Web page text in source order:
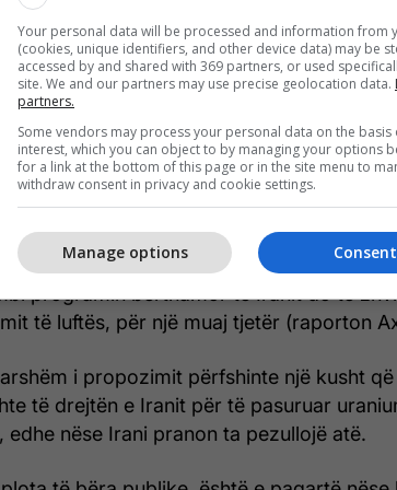
sipas agjencisë gjysmëzyrtare shtetërore
Tasnim, shkruan Sky News, përcjell
nga SHBA-të
amerikane nga zonat përreth Iranit
detare amerikane të Ngushticës së
i ri" për ngushticën
Izrael-Hezbollah në Liban
të ngrira iraniane
në Iran brenda 30 ditëve
programin bërthamor të Iranit do të
të luftës, për një muaj tjetër (raporton
i propozimit përfshinte një kusht që
të drejtën e Iranit për të pasuruar
edhe nëse Irani pranon ta pezullojë atë.
Your personal data will be processed and information from
(cookies, unique identifiers, and other device data) may be
accessed by and shared with 369 partners, or used
site. We and our partners may use precise geolocation data.
partners.
Some vendors may process your personal data on the basis
interest, which you can object to by managing your options
for a link at the bottom of this page or in the site menu to
withdraw consent in privacy and cookie settings.
Consent
Manage options